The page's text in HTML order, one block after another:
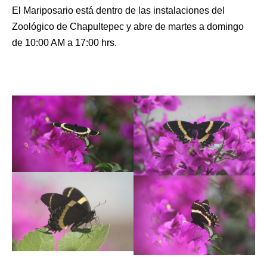
El Mariposario está dentro de las instalaciones del
Zoológico de Chapultepec y abre de martes a domingo
de 10:00 AM a 17:00 hrs.